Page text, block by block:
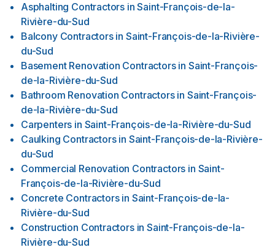
Asphalting Contractors in Saint-François-de-la-
Rivière-du-Sud
Balcony Contractors in Saint-François-de-la-Rivière-
du-Sud
Basement Renovation Contractors in Saint-François-
de-la-Rivière-du-Sud
Bathroom Renovation Contractors in Saint-François-
de-la-Rivière-du-Sud
Carpenters in Saint-François-de-la-Rivière-du-Sud
Caulking Contractors in Saint-François-de-la-Rivière-
du-Sud
Commercial Renovation Contractors in Saint-
François-de-la-Rivière-du-Sud
Concrete Contractors in Saint-François-de-la-
Rivière-du-Sud
Construction Contractors in Saint-François-de-la-
Rivière-du-Sud